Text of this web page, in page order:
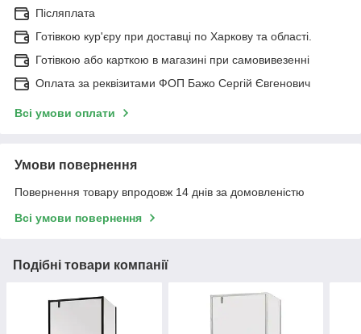
Післяплата
Готівкою кур'єру при доставці по Харкову та області.
Готівкою або карткою в магазині при самовивезенні
Оплата за реквізитами ФОП Бажо Сергій Євгенович
Всі умови оплати
Умови повернення
Повернення товару впродовж 14 днів за домовленістю
Всі умови повернення
Подібні товари компанії